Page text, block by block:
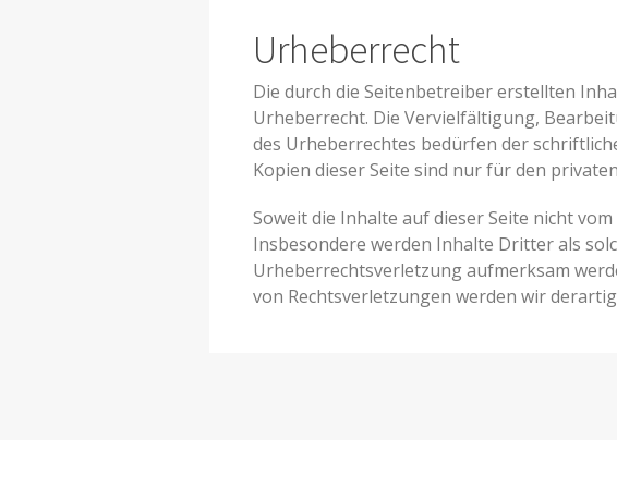
Urheberrecht
Die durch die Seitenbetreiber erstellten
Urheberrecht. Die Vervielfältigung,
des Urheberrechtes bedürfen der
Kopien dieser Seite sind nur für den
Soweit die Inhalte auf dieser Seite nicht
Insbesondere werden Inhalte Dritter als
Urheberrechtsverletzung aufmerksam
von Rechtsverletzungen werden wir